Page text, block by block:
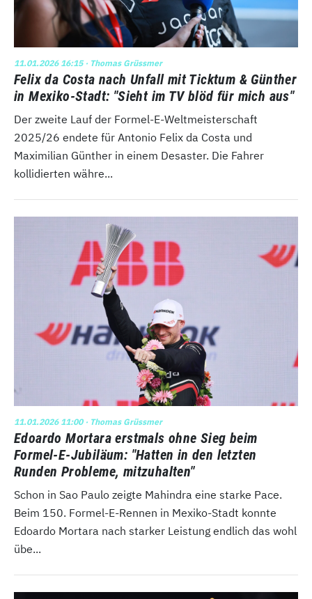
11.01.2026 16:15· Thomas Grüssmer
Felix da Costa nach Unfall mit Ticktum & Günther
in Mexiko-Stadt: "Sieht im TV blöd für mich aus"
Der zweite Lauf der Formel-E-Weltmeisterschaft
2025/26 endete für Antonio Felix da Costa und
Maximilian Günther in einem Desaster. Die Fahrer
kollidierten währe...
11.01.2026 11:00· Thomas Grüssmer
Edoardo Mortara erstmals ohne Sieg beim
Formel-E-Jubiläum: "Hatten in den letzten
Runden Probleme, mitzuhalten"
Schon in Sao Paulo zeigte Mahindra eine starke Pace.
Beim 150. Formel-E-Rennen in Mexiko-Stadt konnte
Edoardo Mortara nach starker Leistung endlich das wohl
übe...